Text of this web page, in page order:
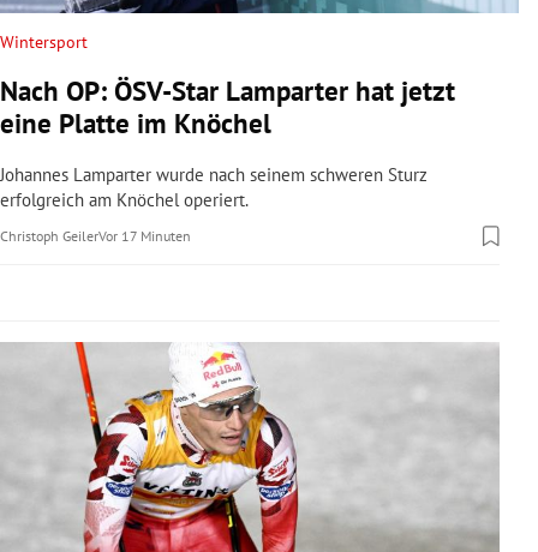
Untermenü
Untermenü
Untermenü
Untermenü
Wintersport
Nach OP: ÖSV-Star Lamparter hat jetzt
eine Platte im Knöchel
Johannes Lamparter wurde nach seinem schweren Sturz
erfolgreich am Knöchel operiert.
Christoph GeilerVor 17 Minuten